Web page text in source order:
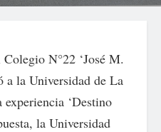
N°22 ‘José M.
a la Universidad de La
‘Destino
la Universidad